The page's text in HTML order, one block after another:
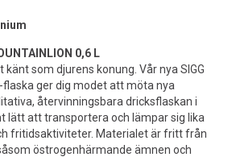
0,6 L
känt som djurens konung. Vår nya SIGG
flaska ger dig modet att möta nya
återvinningsbara dricksflaskan i
lätt att transportera och lämpar sig lika
fritidsaktiviteter. Materialet är fritt från
östrogenhärmande ämnen och